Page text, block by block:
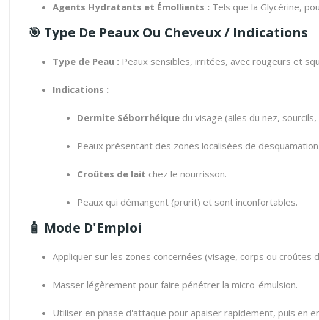
Agents Hydratants et Émollients : Tels que la Glycérine,
🎯 Type De Peaux Ou Cheveux / Indications
Type de Peau : Peaux sensibles, irritées, avec rougeurs et
Indications :
Dermite Séborrhéique du visage (ailes du nez,
Peaux présentant des zones localisées de
Croûtes de lait chez le nourrisson.
Peaux qui démangent (prurit) et sont inconfortables.
🧴 Mode D'Emploi
Appliquer sur les zones concernées (visage, corps ou
Masser légèrement pour faire pénétrer la micro-émulsion.
Utiliser en phase d'attaque pour apaiser rapidement, puis en